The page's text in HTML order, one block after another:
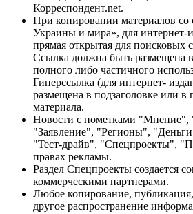
Корреспондент.net.
При копировании материалов
Украины и мира», для интернет-
прямая открытая для поисковых
Ссылка должна быть размещена
полного либо частичного
Гиперссылка (для интернет-
размещена в подзаголовке или в
материала.
Новости с пометками "Мнение",
"Заявление", "Регионы",
"Тест-драйв", "Спецпроекты",
правах рекламы.
Раздел Спецпроекты создается
коммерческими партнерами.
Любое копирование,
другое распространение